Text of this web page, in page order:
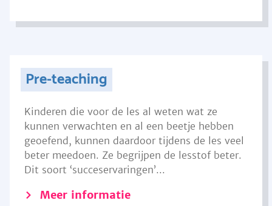
Pre-teaching
Kinderen die voor de les al weten wat ze
kunnen verwachten en al een beetje hebben
geoefend, kunnen daardoor tijdens de les veel
beter meedoen. Ze begrijpen de lesstof beter.
Dit soort ‘succeservaringen’...
Meer informatie